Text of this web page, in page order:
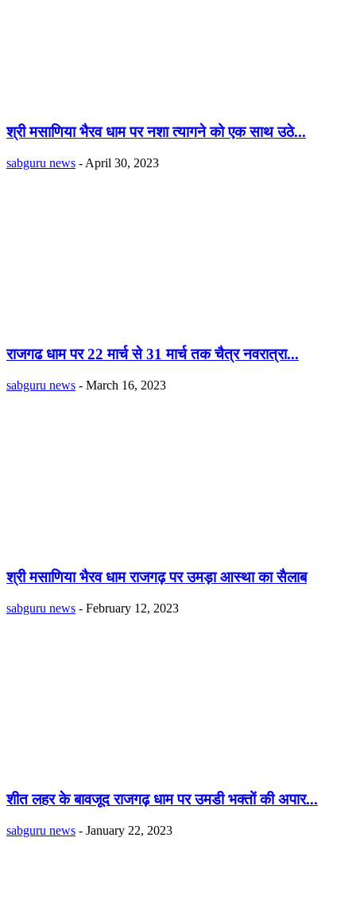
श्री मसाणिया भैरव धाम पर नशा त्यागने को एक साथ उठे...
sabguru news - April 30, 2023
राजगढ धाम पर 22 मार्च से 31 मार्च तक चैत्र नवरात्रा...
sabguru news - March 16, 2023
श्री मसाणिया भैरव धाम राजगढ़ पर उमड़ा आस्था का सैलाब
sabguru news - February 12, 2023
शीत लहर के बावजूद राजगढ़ धाम पर उमडी भक्तों की अपार...
sabguru news - January 22, 2023